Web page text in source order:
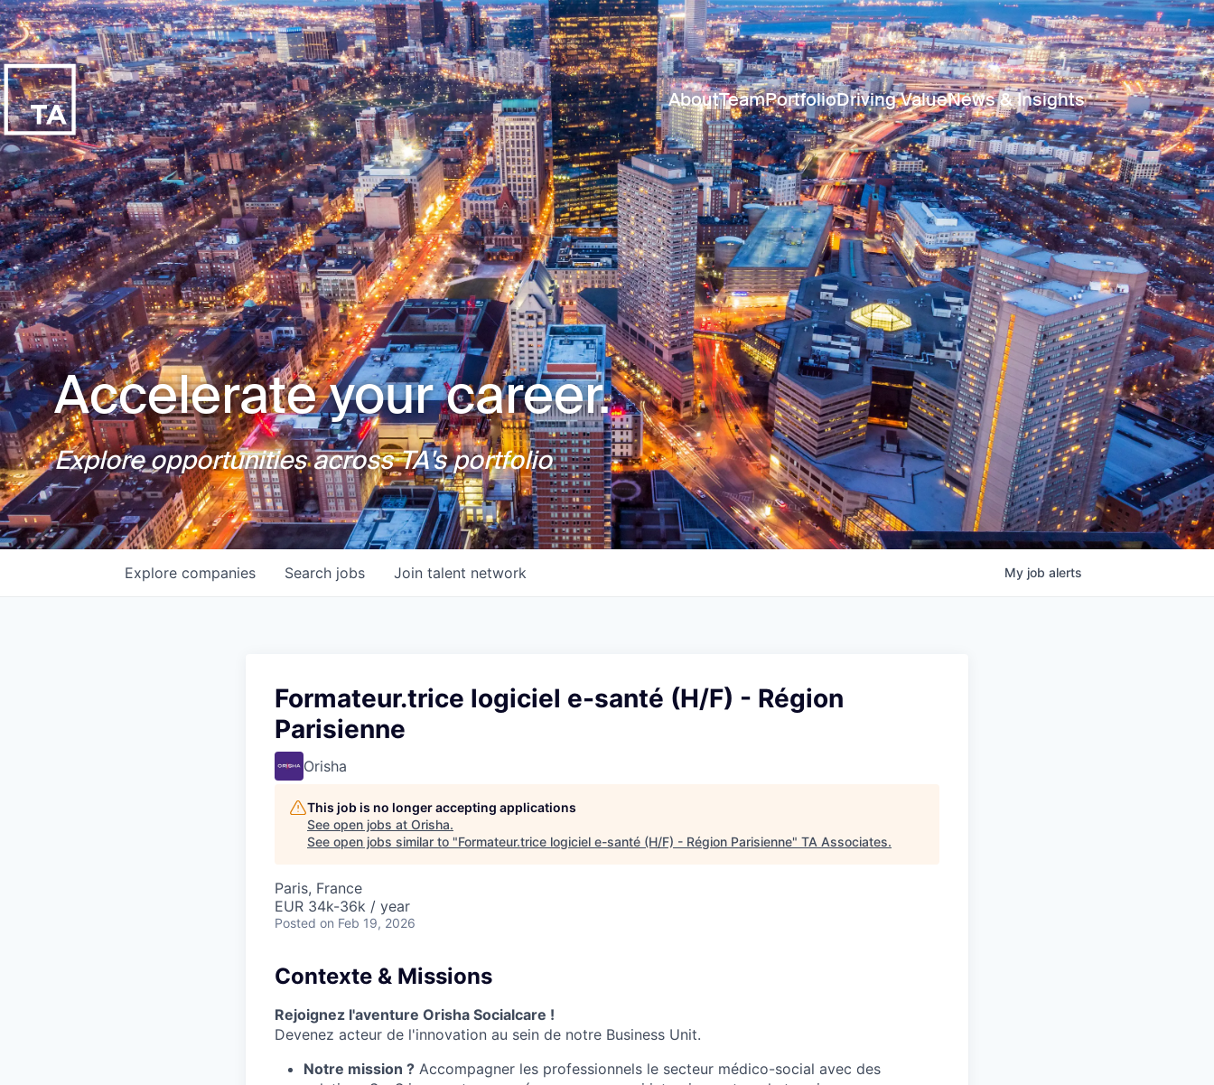
AboutTeamPortfolioDriving ValueNews & Insights
Accelerate your career.
Explore opportunities across TA's portfolio
Search jobs
Explore companies Join talent network My job alerts
Formateur.trice logiciel e-santé (H/F) - Région
Parisienne
Orisha
This job is no longer accepting applications
See open jobs at Orisha.
See open jobs similar to "Formateur.trice logiciel e-santé (H/F) - Région Parisienne" TA Associates.
Paris, France
EUR 34k-36k / year
Posted on Feb 19, 2026
Contexte & Missions
Rejoignez l'aventure Orisha Socialcare !
Devenez acteur de l'innovation au sein de notre Business Unit.
Notre mission ? Accompagner les professionnels le secteur médico-social avec des